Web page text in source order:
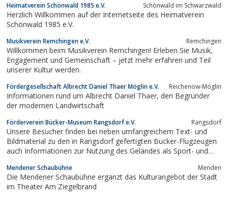
Heimatverein Schönwald 1985 e.V. Schönwald im Schwarzwald
Herzlich Willkommen auf der Internetseite des Heimatverein
Schönwald 1985 e.V.
Musikverein Remchingen e.V. Remchingen
Willkommen beim Musikverein Remchingen! Erleben Sie Musik,
Engagement und Gemeinschaft – jetzt mehr erfahren und Teil
unserer Kultur werden.
Fördergesellschaft Albrecht Daniel Thaer Möglin e.V. Reichenow-Möglin
Informationen rund um Albrecht Daniel Thaer, den Begründer
der modernen Landwirtschaft
Förderverein Bücker-Museum Rangsdorf e.V. Rangsdorf
Unsere Besucher finden bei neben umfangreichem Text- und
Bildmaterial zu den in Rangsdorf gefertigten Bücker-Flugzeugen
auch Informationen zur Nutzung des Geländes als Sport- und
aus der Zeit während der Nutzung des Bücker-Geländes durch
die Sowjet-Armee zu sehen....
Mendener Schaubühne Menden
Die Mendener Schaubühne ergänzt das Kulturangebot der Stadt
im Theater Am Ziegelbrand